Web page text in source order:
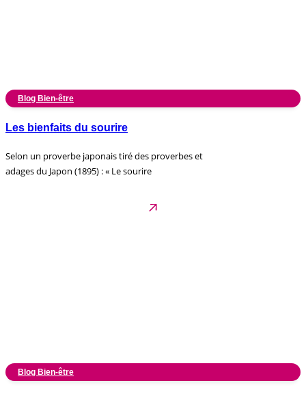
Blog Bien-être
Les bienfaits du sourire
Selon un proverbe japonais tiré des proverbes et
adages du Japon (1895) : « Le sourire
Blog Bien-être